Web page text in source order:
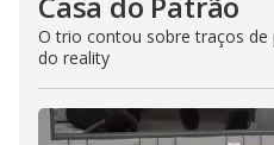
O trio contou sobre traços de
do reality